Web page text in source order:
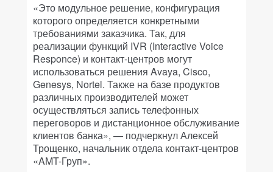
«Это модульное решение, конфигурация
которого определяется конкретными
требованиями заказчика. Так, для
реализации функций IVR (Interactive Voice
Responce) и контакт-центров могут
использоваться решения Avaya, Cisco,
Genesys, Nortel. Также на базе продуктов
различных производителей может
осуществляться запись телефонных
переговоров и дистанционное обслуживание
клиентов банка», — подчеркнул Алексей
Трощенко, начальник отдела контакт-центров
«AMT-Груп».